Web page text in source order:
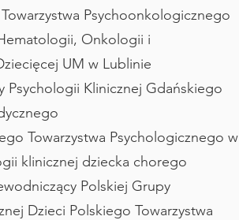
Psychoonkologicznego
Onkologii i
UM w Lublinie
Psychologii Klinicznej Gdańskiego
Towarzystwa Psychologicznego w
klinicznej dziecka chorego
Polskiej Grupy
Dzieci Polskiego Towarzystwa